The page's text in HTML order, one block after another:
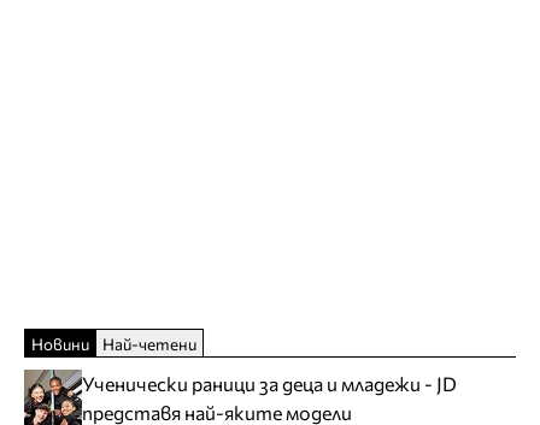
Новини Най-четени
Ученически раници за деца и младежи - JD
представя най-яките модели